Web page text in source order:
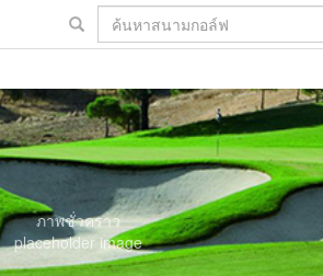
ภาพชั่วคราว
placeholder image